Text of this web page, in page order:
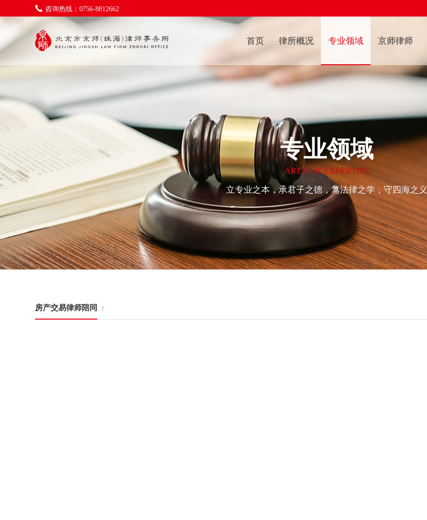
咨询热线：0756-8812662
首页 律所概况 专业领域
立法服务法律事务京师律师
专业领域
AREA OF EXPERTISE
立专业之本，承君子之德，笃法律之学，守四海之义
房产交易律师陪同 /